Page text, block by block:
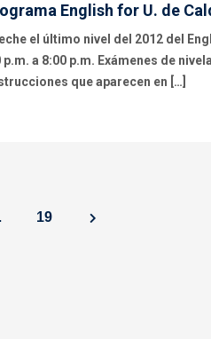
English for U. de
el último nivel del 2012 del
a 8:00 p.m. Exámenes de
que aparecen en […]
19